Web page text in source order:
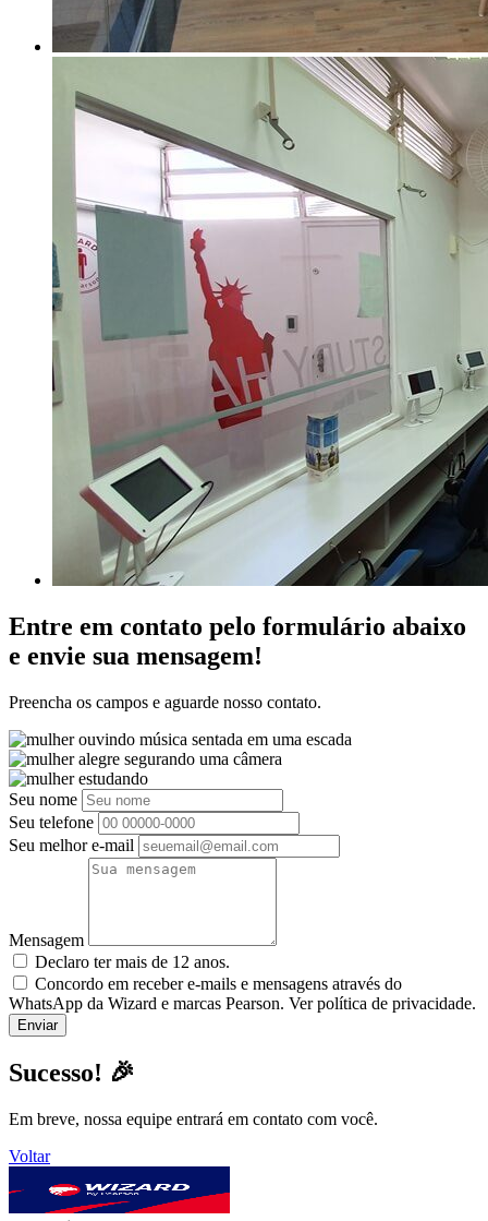
Entre em contato pelo formulário abaixo
e envie sua mensagem!
Preencha os campos e aguarde nosso contato.
Seu nome
Seu telefone
Seu melhor e-mail
Mensagem
Declaro ter mais de 12 anos.
Concordo em receber e-mails e mensagens através do
WhatsApp da Wizard e marcas Pearson. Ver política de privacidade.
Sucesso! 🎉
Em breve, nossa equipe entrará em contato com você.
Voltar